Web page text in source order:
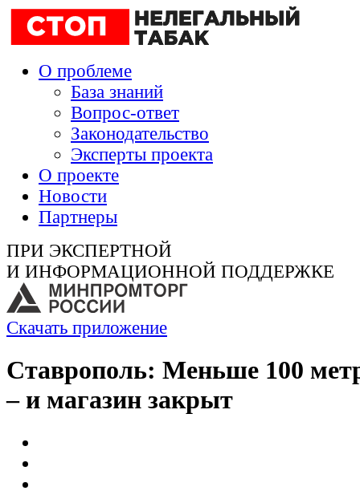
О проблеме
База знаний
Вопрос-ответ
Законодательство
Эксперты проекта
О проекте
Новости
Партнеры
ПРИ ЭКСПЕРТНОЙ
И ИНФОРМАЦИОННОЙ ПОДДЕРЖКЕ
Скачать приложение
Ставрополь: Меньше 100
– и магазин закрыт